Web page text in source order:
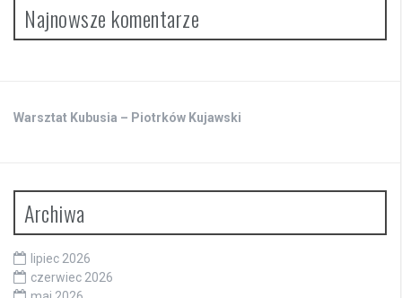
Najnowsze komentarze
Warsztat Kubusia – Piotrków Kujawski
Archiwa
lipiec 2026
czerwiec 2026